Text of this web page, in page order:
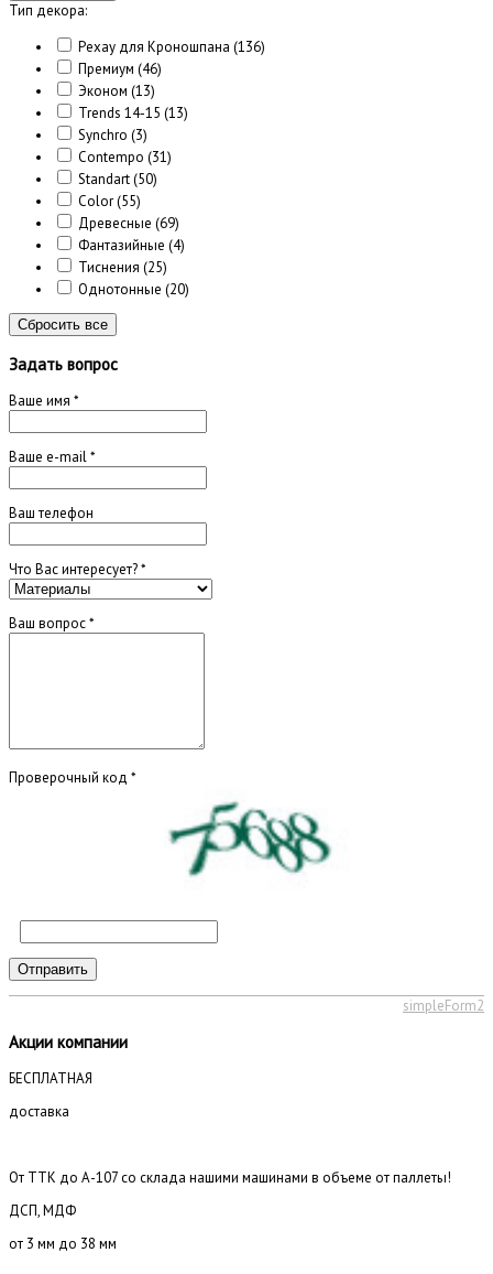
Тип декора:
Рехау для Кроношпана (136)
Премиум (46)
Эконом (13)
Trends 14-15 (13)
Synchro (3)
Contempo (31)
Standart(50)
Color(55)
Древесные (69)
Фантазийные (4)
Тиснения (25)
Однотонные (20)
Сбросить все
Задать вопрос
Ваше имя *
Ваше e-mail*
Ваш телефон
Что Вас интересует?*
Ваш вопрос*
Проверочный код *
Отправить
simpleForm2
Акции компании
БЕСПЛАТНАЯ
доставка
От ТТК до А-107 со склада нашими машинами в объеме от паллеты!
ДСП, МДФ
от 3 мм до 38 мм